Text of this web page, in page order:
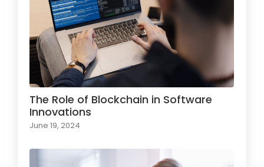
The Role of Blockchain in Software
Innovations
June 19, 2024